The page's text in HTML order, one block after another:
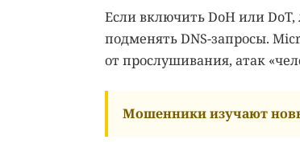
Если включить DoH или
подменять DNS-запросы.
от прослушивания, атак
Мошенники изучают